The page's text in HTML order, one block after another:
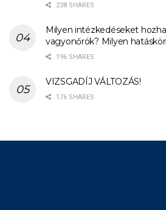
238 SHARES
Milyen intézkedéseket
vagyonőrök? Milyen
196 SHARES
VIZSGADÍJ VÁLTOZÁS!
176 SHARES